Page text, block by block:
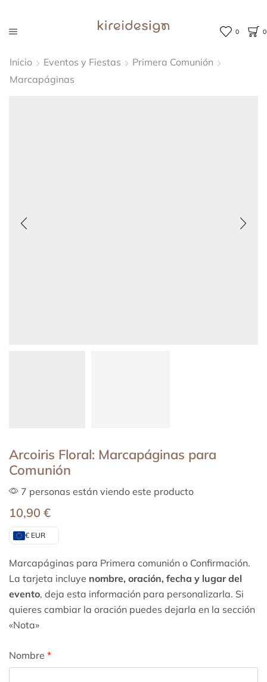
0 0
Inicio Eventos y Fiestas
Primera Comunión
Marcapáginas
Arcoiris Floral: Marcapáginas para
Comunión
7 personas están viendo este producto
10,90 €
€ EUR
Marcapáginas para Primera comunión o Confirmación.
La tarjeta incluye nombre, oración, fecha y lugar del
evento, deja esta información para personalizarla. Si
quieres cambiar la oración puedes dejarla en la sección
«Nota»
Nombre *